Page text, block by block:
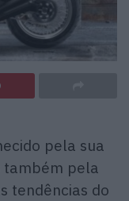
pela sua
também pela
tendências do